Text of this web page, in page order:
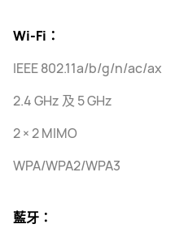
Wi-Fi：
IEEE 802.11a/b/g/n/ac/ax
2.4 GHz 及 5 GHz
2 × 2 MIMO
WPA/WPA2/WPA3
藍牙：